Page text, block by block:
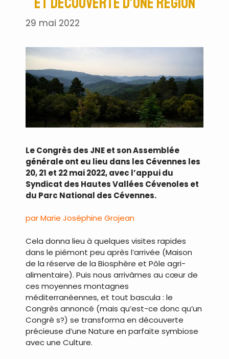
29 mai 2022
Le Congrès des JNE et son Assemblée
générale ont eu lieu dans les Cévennes les
20, 21 et 22 mai 2022, avec l’appui du
Syndicat des Hautes Vallées Cévenoles et
du Parc National des Cévennes.
par Marie Joséphine Grojean
Cela donna lieu à quelques visites rapides
dans le piémont peu après l’arrivée (Maison
de la réserve de la Biosphère et Pôle agri-
alimentaire). Puis nous arrivâmes au cœur de
ces moyennes montagnes
méditerranéennes, et tout bascula : le
Congrès annoncé (mais qu’est-ce donc qu’un
Congrè s?) se transforma en découverte
précieuse d’une Nature en parfaite symbiose
avec une Culture.